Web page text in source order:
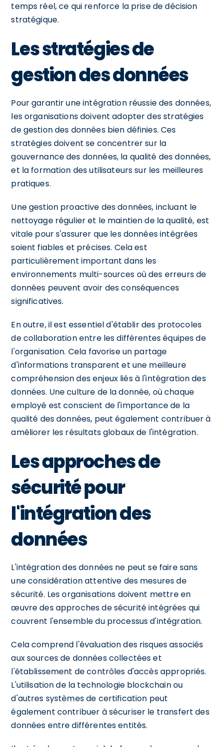
temps réel, ce qui renforce la prise de décision
stratégique.
Les stratégies de
gestion des données
Pour garantir une intégration réussie des données,
les organisations doivent adopter des stratégies
de gestion des données bien définies. Ces
stratégies doivent se concentrer sur la
gouvernance des données, la qualité des données,
et la formation des utilisateurs sur les meilleures
pratiques.
Une gestion proactive des données, incluant le
nettoyage régulier et le maintien de la qualité, est
vitale pour s'assurer que les données intégrées
soient fiables et précises. Cela est
particulièrement important dans les
environnements multi-sources où des erreurs de
données peuvent avoir des conséquences
significatives.
En outre, il est essentiel d'établir des protocoles
de collaboration entre les différentes équipes de
l'organisation. Cela favorise un partage
d'informations transparent et une meilleure
compréhension des enjeux liés à l'intégration des
données. Une culture de la donnée, où chaque
employé est conscient de l'importance de la
qualité des données, peut également contribuer à
améliorer les résultats globaux de l'intégration.
Les approches de
sécurité pour
l'intégration des
données
L'intégration des données ne peut se faire sans
une considération attentive des mesures de
sécurité. Les organisations doivent mettre en
œuvre des approches de sécurité intégrées qui
couvrent l'ensemble du processus d'intégration.
Cela comprend l'évaluation des risques associés
aux sources de données collectées et
l'établissement de contrôles d'accès appropriés.
L'utilisation de la technologie blockchain ou
d'autres systèmes de certification peut
également contribuer à sécuriser le transfert des
données entre différentes entités.